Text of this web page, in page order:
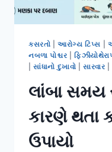
કસરતો |આરોગ્ય ટિપ્સ
નબળા પોશ્ચર
|સાંધાનો દુખાવો |સારવાર |
લાંબા સમય
કારણે થતા
ઉપાયો